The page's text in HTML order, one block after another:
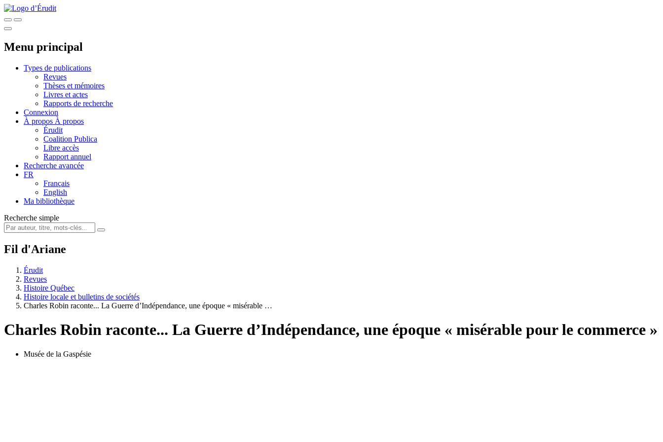
Menu principal
Types de publications
Revues
Thèses et mémoires
Livres et actes
Rapports de recherche
Connexion
À propos À propos
Érudit
Coalition Publica
Libre accès
Rapport annuel
Recherche avancée
FR
Français
English
Ma bibliothèque
Recherche simple
Fil d'Ariane
Érudit
Revues
Histoire Québec
Histoire locale et bulletins de sociétés
Charles Robin raconte... La Guerre d’Indépendance, une époque « misérable …
Charles Robin raconte... La Guerre d’Indépendance, une époque « misérable pour le commerce »
Musée de la Gaspésie